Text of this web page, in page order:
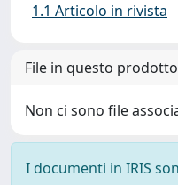
1.1 Articolo in rivista
File in questo
Non ci sono file
I documenti in IRIS